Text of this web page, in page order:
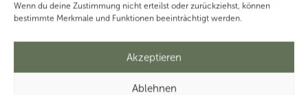
Wenn du deine Zustimmung nicht erteilst oder zurückziehst, können
bestimmte Merkmale und Funktionen beeinträchtigt werden.
Akzeptieren
Ablehnen
sprechen